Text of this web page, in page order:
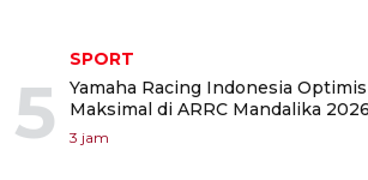
5
SPORT
Yamaha Racing Indonesia
Maksimal di ARRC Mandalika 2026
3 jam